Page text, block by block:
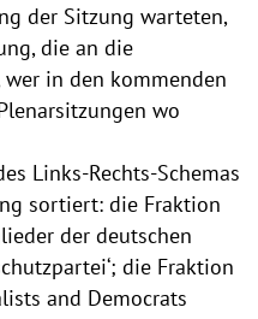
der Sitzung warteten,
die an die
in den kommenden
wo
Links-Rechts-Schemas
sortiert: die Fraktion
der deutschen
die Fraktion
and Democrats